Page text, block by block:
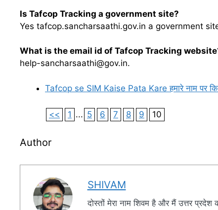
Is Tafcop Tracking a government site?
Yes tafcop.sancharsaathi.gov.in a government
What is the email id of Tafcop Tracking
help-sancharsaathi@gov.in.
Tafcop se SIM Kaise Pata Kare हमारे नाम पर
<< 1 ... 5 6 7 8 9 10
Author
SHIVAM
दोस्तों मेरा नाम शिवम है और मैं उत्तर